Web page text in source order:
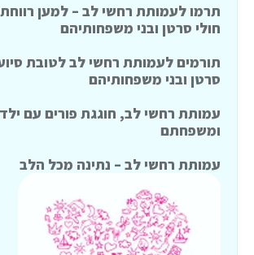
תרמו לעמותת רחשי לב – למען
חולי סרטן ובני משפחותיהם
תורמים לעמותת רחשי לב לטובת
סרטן ובני משפחותיהם
עמותת רחשי לב, חוגגת פורים עם
ומשפחתם
עמותת רחשי לב – נתינה מכל הלב